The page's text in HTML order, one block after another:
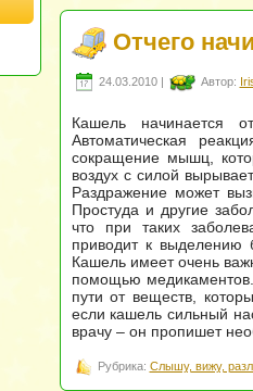
Отчего
24.03.2010 | Автор:
Кашель начинается
Автоматическая
сокращение мышц,
воздух с силой
Раздражение может
Простуда и другие
что при таких
приводит к выделению
Кашель имеет очень
помощью
пути от веществ,
если кашель сильный
врачу – он пропишет
Рубрика: Слышу, вижу,